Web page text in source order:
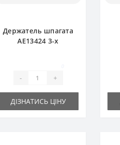
Держатель шпагата
AE13424 3-х
- +
ДІЗНАТИСЬ ЦІНУ